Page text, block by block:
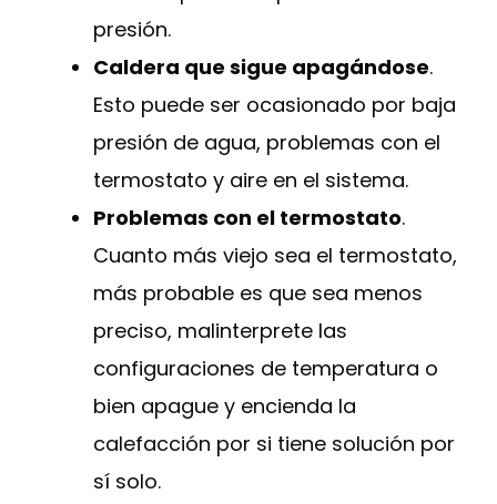
presión.
Caldera que sigue apagándose.
Esto puede ser ocasionado por baja
presión de agua, problemas con el
termostato y aire en el sistema.
Problemas con el termostato.
Cuanto más viejo sea el termostato,
más probable es que sea menos
preciso, malinterprete las
configuraciones de temperatura o
bien apague y encienda la
calefacción por si tiene solución por
sí solo.